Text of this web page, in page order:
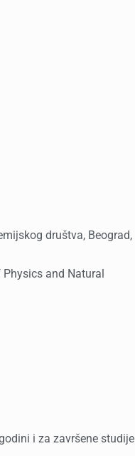
društva, Beograd,
and Natural
i za završene studije